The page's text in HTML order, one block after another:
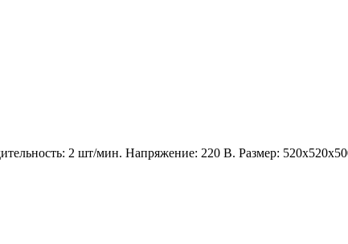
2 шт/мин. Напряжение: 220 В. Размер: